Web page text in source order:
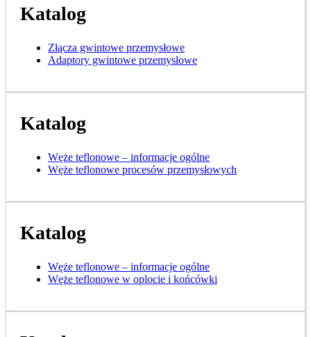
Katalog
Złącza gwintowe przemysłowe
Adaptory gwintowe przemysłowe
Katalog
Węże teflonowe – informacje ogólne
Węże teflonowe procesów przemysłowych
Katalog
Węże teflonowe – informacje ogólne
Węże teflonowe w oplocie i końcówki